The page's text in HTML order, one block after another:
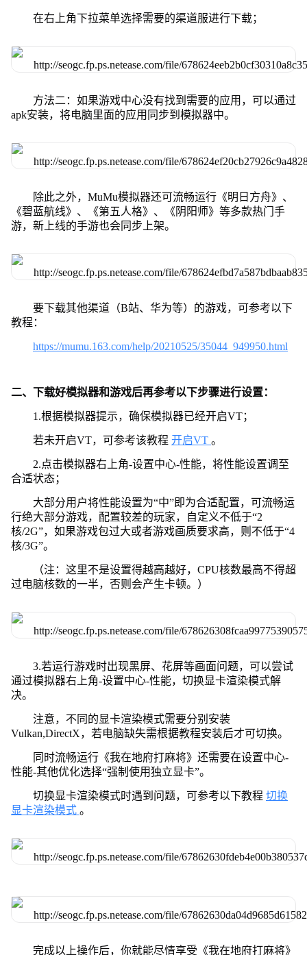
在右上角下拉菜单选择需要的渠道服进行下载；
方法二：如果游戏中心没有找到需要的应用，可以通过
apk安装，将电脑里面的应用同步到模拟器中。
除此之外，MuMu模拟器还可流畅运行《明日方舟》、
《碧蓝航线》、《第五人格》、《阴阳师》等多款热门手
游，新上线的手游也会同步上架。
要下载其他渠道（B站、华为等）的游戏，可参考以下
教程：
https://mumu.163.com/help/20210525/35044_949950.html
二、下载好模拟器和游戏后再参考以下步骤进行设置：
1.根据模拟器提示，确保模拟器已经开启VT；
若未开启VT，可参考该教程 开启VT 。
2.点击模拟器右上角-设置中心-性能，将性能设置调至
合适状态；
大部分用户将性能设置为“中”即为合适配置，可流畅运
行绝大部分游戏，配置较差的玩家，自定义不低于“2
核/2G”，如果游戏包过大或者游戏画质要求高，则不低于“4
核/3G”。
（注：这里不是设置得越高越好，CPU核数最高不得超
过电脑核数的一半，否则会产生卡顿。）
3.若运行游戏时出现黑屏、花屏等画面问题，可以尝试
通过模拟器右上角-设置中心-性能，切换显卡渲染模式解
决。
注意，不同的显卡渲染模式需要分别安装
Vulkan,DirectX，若电脑缺失需根据教程安装后才可切换。
同时流畅运行《我在地府打麻将》还需要在设置中心-
性能-其他优化选择“强制使用独立显卡”。
切换显卡渲染模式时遇到问题，可参考以下教程 切换
显卡渲染模式 。
完成以上操作后，你就能尽情享受《我在地府打麻将》